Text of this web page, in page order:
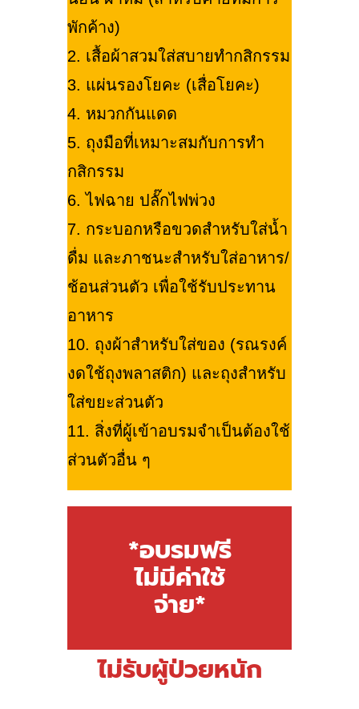
พักค้าง)
2. เสื้อผ้าสวมใส่สบายทำกสิกรรม
3. แผ่นรองโยคะ (เสื่อโยคะ)
4. หมวกกันแดด
5. ถุงมือที่เหมาะสมกับการทำ
กสิกรรม
6. ไฟฉาย ปลั๊กไฟพ่วง
7. กระบอกหรือขวดสำหรับใส่น้ำ
ดื่ม และภาชนะสำหรับใส่อาหาร/
ช้อนส่วนตัว เพื่อใช้รับประทาน
อาหาร
10. ถุงผ้าสำหรับใส่ของ (รณรงค์
งดใช้ถุงพลาสติก) และถุงสำหรับ
ใส่ขยะส่วนตัว
11. สิ่งที่ผู้เข้าอบรมจำเป็นต้องใช้
ส่วนตัวอื่น ๆ
*อบรมฟรี
ไม่มีค่าใช้
จ่าย*
ไม่รับผู้ป่วยหนัก